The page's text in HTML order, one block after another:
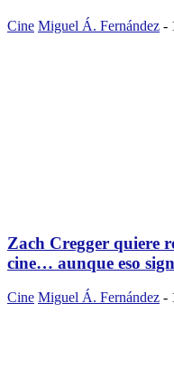
Cine Miguel Á. Fernández -
Zach Cregger quiere
cine… aunque eso
Cine Miguel Á. Fernández -